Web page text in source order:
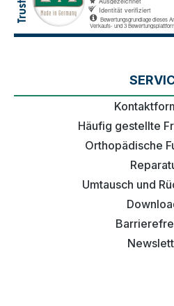
Häufig gestellte
Orthopädische
Umtausch und